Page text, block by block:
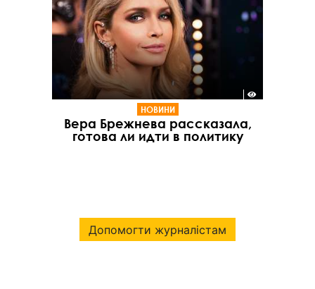
НОВИНИ
Вера Брежнева рассказала,
готова ли идти в политику
Допомогти журналістам